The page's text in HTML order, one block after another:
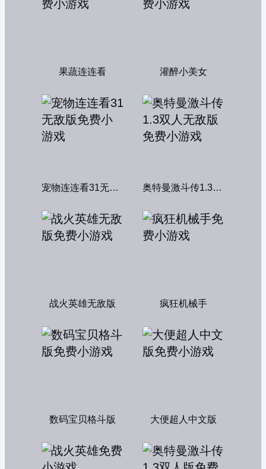
果蔬连连看 灌醉小美女
宠物连连看31无敌版 奥特曼激斗传1.3双人无敌版
战火英雄无敌版 疯狂机械手
数码宝贝格斗版 大便超人中文版